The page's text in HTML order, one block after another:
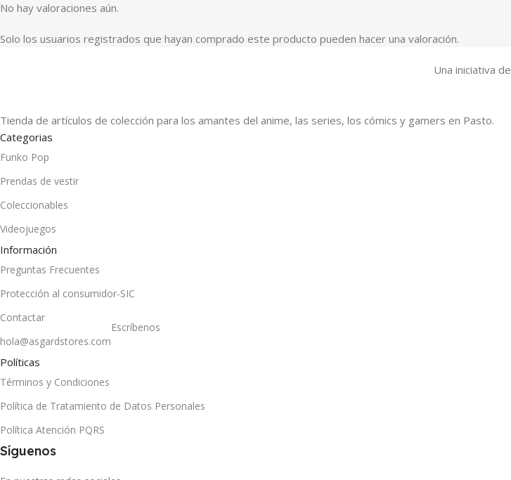
No hay valoraciones aún.
Solo los usuarios registrados que hayan comprado este producto pueden hacer una valoración.
Una iniciativa de
Tienda de artículos de colección para los amantes del anime, las series, los cómics y gamers en Pasto.
Categorias
Funko Pop
Prendas de vestir
Coleccionables
Videojuegos
Información
Preguntas Frecuentes
Protección al consumidor-SIC
Contactar
hola@asgardstores.com
Escríbenos
Políticas
Términos y Condiciones
Política de Tratamiento de Datos Personales
Política Atención PQRS
Síguenos